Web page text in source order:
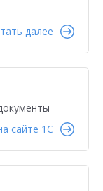
труда
решения
далее
сайте 1C